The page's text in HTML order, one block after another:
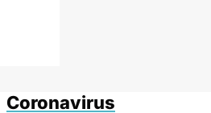
Coronavirus